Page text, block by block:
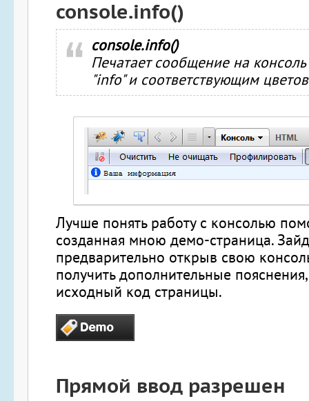
console.info()
console.info()
Печатает сообщение на
"info" и соответствующим
Лучше понять работу с консолью
созданная мною демо-страница.
предварительно открыв свою
получить дополнительные
исходный код страницы.
Прямой ввод разрешен